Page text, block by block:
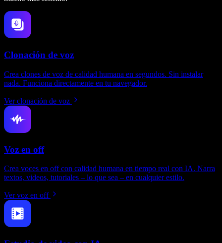
Clonación de voz
Crea clones de voz de calidad humana en segundos. Sin instalar
nada. Funciona directamente en tu navegador.
Ver clonación de voz
Voz en off
Crea voces en off con calidad humana en tiempo real con IA. Narra
textos, videos, tutoriales – lo que sea – en cualquier estilo.
Ver voz en off